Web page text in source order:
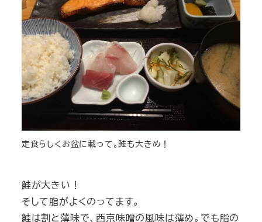
定食らしくお盆に載って。鮭も大きめ！
鮭が大きい！
そして脂がよくのってます。
鮭は割と薄味で、西京味噌の風味は薄め。でも脂の